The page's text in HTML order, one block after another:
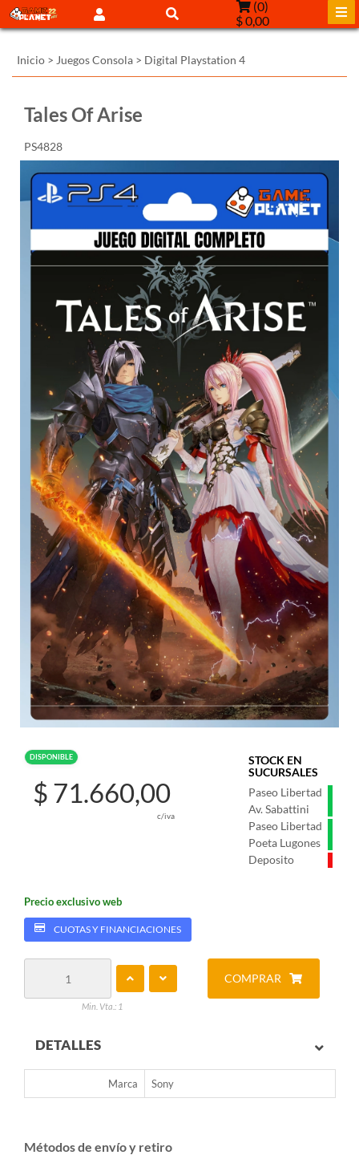
(0)
$ 0,00
Inicio > Juegos Consola > Digital Playstation 4
Tales Of Arise
PS4828
DISPONIBLE
STOCK EN
SUCURSALES
Paseo Libertad
Av. Sabattini
Paseo Libertad
Poeta Lugones
Deposito
$ 71.660,00
c/iva
Precio exclusivo web
CUOTAS Y FINANCIACIONES
Min. Vta.: 1
COMPRAR
DETALLES
Marca Sony
Métodos de envío y retiro